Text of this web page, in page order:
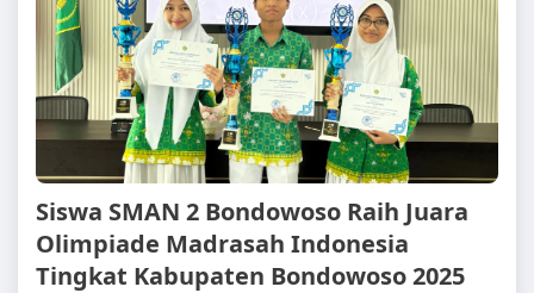
Siswa SMAN 2 Bondowoso Raih Juara
Olimpiade Madrasah Indonesia
Tingkat Kabupaten Bondowoso 2025